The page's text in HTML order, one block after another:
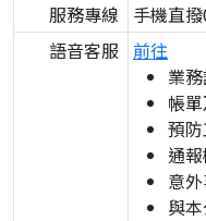
服務專線
手機直
語音客服 前往
業
帳
預
通
意
與